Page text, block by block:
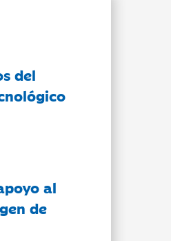
del
al
de